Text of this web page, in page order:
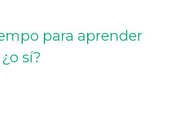
para aprender
sí?